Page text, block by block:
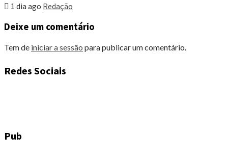
1 dia ago Redação
Deixe um comentário
Tem de iniciar a sessão para publicar um comentário.
Redes Sociais
Pub